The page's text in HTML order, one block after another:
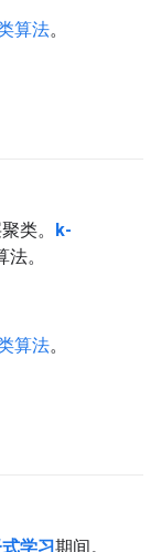
算法。
类。
k-
。
算法。
学习期间。